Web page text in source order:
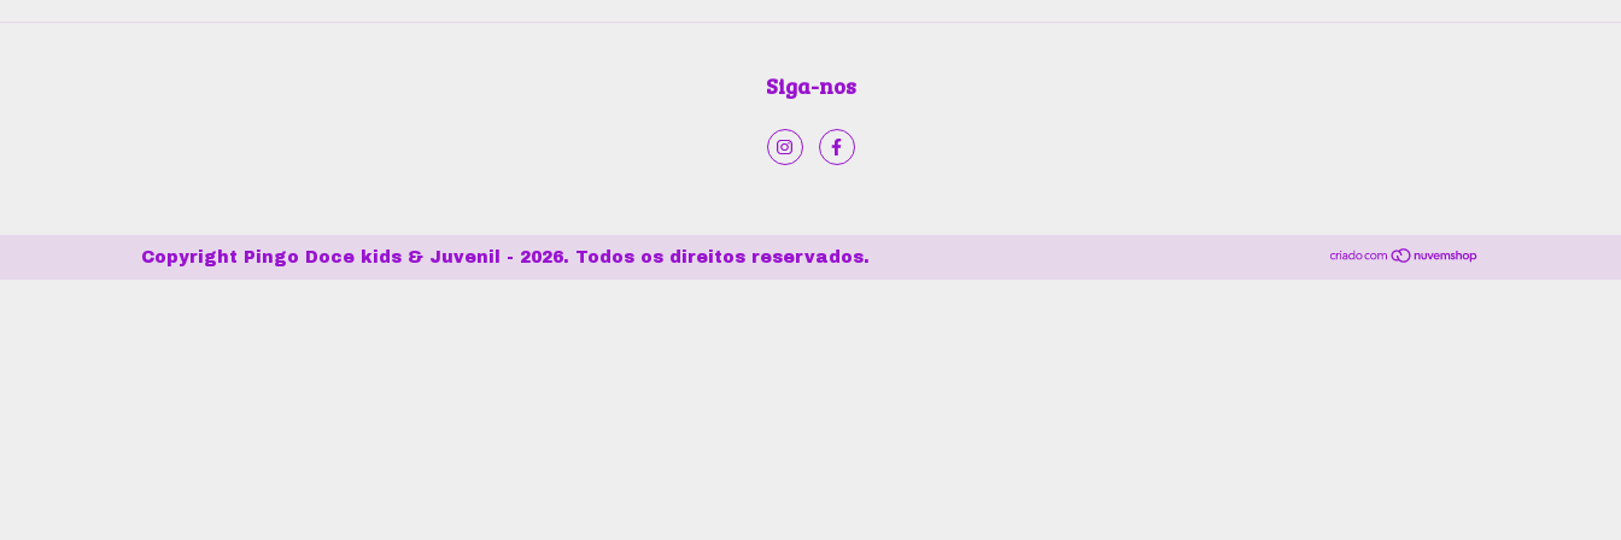
Siga-nos
Copyright Pingo Doce kids & Juvenil - 2026. Todos os direitos reservados.